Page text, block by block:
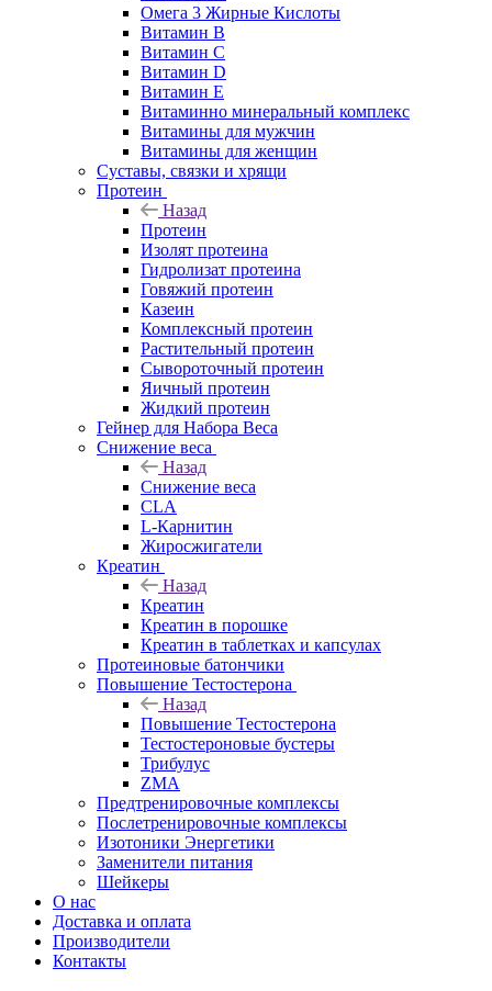
Омега 3 Жирные Кислоты
Витамин B
Витамин C
Витамин D
Витамин E
Витаминно минеральный комплекс
Витамины для мужчин
Витамины для женщин
Суставы, связки и хрящи
Протеин
Назад
Протеин
Изолят протеина
Гидролизат протеина
Говяжий протеин
Казеин
Комплексный протеин
Растительный протеин
Сывороточный протеин
Яичный протеин
Жидкий протеин
Гейнер для Набора Веса
Снижение веса
Назад
Снижение веса
CLA
L-Карнитин
Жиросжигатели
Креатин
Назад
Креатин
Креатин в порошке
Креатин в таблетках и капсулах
Протеиновые батончики
Повышение Тестостерона
Назад
Повышение Тестостерона
Тестостероновые бустеры
Трибулус
ZMA
Предтренировочные комплексы
Послетренировочные комплексы
Изотоники Энергетики
Заменители питания
Шейкеры
О нас
Доставка и оплата
Производители
Контакты